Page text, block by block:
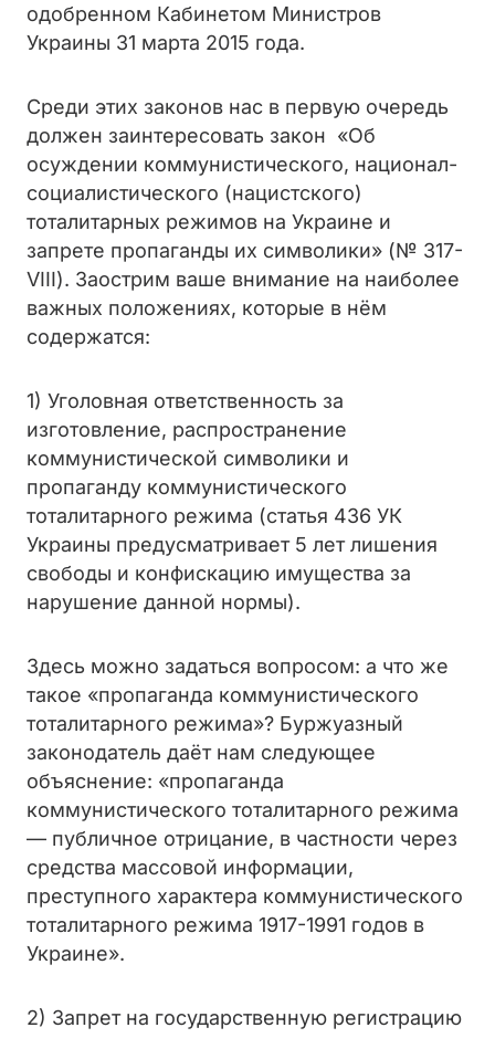
одобренном Кабинетом Министров
Украины 31 марта 2015 года.
Среди этих законов нас в первую очередь
должен заинтересовать закон «Об
осуждении коммунистического, национал-
социалистического (нацистского)
тоталитарных режимов на Украине и
запрете пропаганды их символики» (№ 317-
VIII). Заострим ваше внимание на наиболее
важных положениях, которые в нём
содержатся:
1) Уголовная ответственность за
изготовление, распространение
коммунистической символики и
пропаганду коммунистического
тоталитарного режима (статья 436 УК
Украины предусматривает 5 лет лишения
свободы и конфискацию имущества за
нарушение данной нормы).
Здесь можно задаться вопросом: а что же
такое «пропаганда коммунистического
тоталитарного режима»? Буржуазный
законодатель даёт нам следующее
объяснение: «пропаганда
коммунистического тоталитарного режима
— публичное отрицание, в частности через
средства массовой информации,
преступного характера коммунистического
тоталитарного режима 1917-1991 годов в
Украине».
2) Запрет на государственную регистрацию